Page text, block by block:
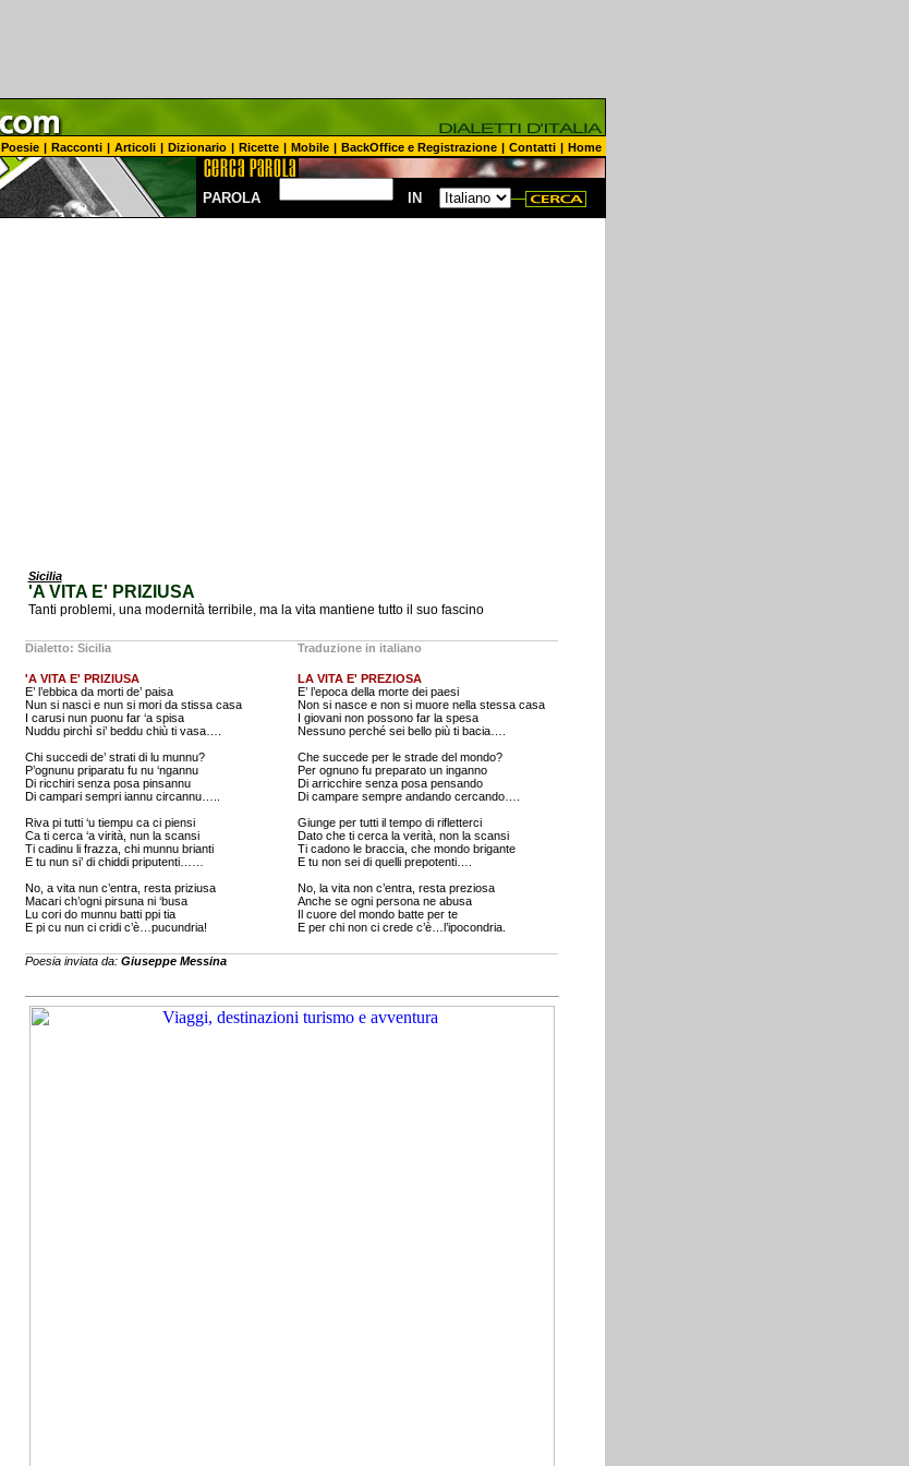
Poesie | Racconti | Articoli | Dizionario | Ricette | Mobile | BackOffice e Registrazione | Contatti | Home
PAROLA IN
Sicilia
'A VITA E' PRIZIUSA
Tanti problemi, una modernità terribile, ma la vita mantiene tutto il suo fascino
Dialetto: Sicilia
'A VITA E' PRIZIUSA
E’ l’ebbica da morti de’ paisa
Nun si nasci e nun si mori da stissa casa
I carusi nun puonu far ‘a spisa
Nuddu pirchì si’ beddu chiù ti vasa….
Chi succedi de’ strati di lu munnu?
P’ognunu priparatu fu nu ‘ngannu
Di ricchiri senza posa pinsannu
Di campari sempri iannu circannu…..
Riva pi tutti ‘u tiempu ca ci piensi
Ca ti cerca ‘a virità, nun la scansi
Ti cadinu li frazza, chi munnu brianti
E tu nun si’ di chiddi priputenti……
No, a vita nun c’entra, resta priziusa
Macari ch’ogni pirsuna ni ‘busa
Lu cori do munnu batti ppi tia
E pi cu nun ci cridi c’è…pucundria!
Traduzione in italiano
LA VITA E' PREZIOSA
E’ l’epoca della morte dei paesi
Non si nasce e non si muore nella stessa casa
I giovani non possono far la spesa
Nessuno perché sei bello più ti bacia….
Che succede per le strade del mondo?
Per ognuno fu preparato un inganno
Di arricchire senza posa pensando
Di campare sempre andando cercando….
Giunge per tutti il tempo di rifletterci
Dato che ti cerca la verità, non la scansi
Ti cadono le braccia, che mondo brigante
E tu non sei di quelli prepotenti….
No, la vita non c’entra, resta preziosa
Anche se ogni persona ne abusa
Il cuore del mondo batte per te
E per chi non ci crede c’è…l’ipocondria.
Poesia inviata da: Giuseppe Messina